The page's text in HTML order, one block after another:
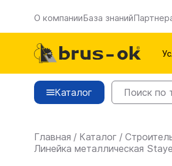
О компанииБаза знаний
Каталог
Главная / Каталог /
Линейка металлическая